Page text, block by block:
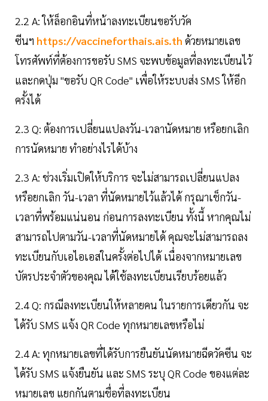
2.2 A: ให้ล็อกอินที่หน้าลงทะเบียนขอรับวัค
ซีนฯ https://vaccineforthais.ais.th ด้วยหมายเลข
โทรศัพท์ที่ต้องการขอรับ SMS จะพบข้อมูลที่ลงทะเบียนไว้
และกดปุ่ม "ขอรับ QR Code" เพื่อให้ระบบส่ง SMS ให้อีก
ครั้งได้
2.3 Q: ต้องการเปลี่ยนแปลงวัน-เวลานัดหมาย หรือยกเลิก
การนัดหมาย ทำอย่างไรได้บ้าง
2.3 A: ช่วงเริ่มเปิดให้บริการ จะไม่สามารถเปลี่ยนแปลง
หรือยกเลิก วัน-เวลา ที่นัดหมายไว้แล้วได้ กรุณาเช็กวัน-
เวลาที่พร้อมแน่นอน ก่อนการลงทะเบียน ทั้งนี้ หากคุณไม่
สามารถไปตามวัน-เวลาที่นัดหมายได้ คุณจะไม่สามารถลง
ทะเบียนกับเอไอเอสในครั้งต่อไปได้ เนื่องจากหมายเลข
บัตรประจำตัวของคุณ ได้ใช้ลงทะเบียนเรียบร้อยแล้ว
2.4 Q: กรณีลงทะเบียนให้หลายคน ในรายการเดียวกัน จะ
ได้รับ SMS แจ้ง QR Code ทุกหมายเลขหรือไม่
2.4 A: ทุกหมายเลขที่ได้รับการยืนยันนัดหมายฉีดวัคซีน จะ
ได้รับ SMS แจ้งยืนยัน และ SMS ระบุ QR Code ของแต่ละ
หมายเลข แยกกันตามชื่อที่ลงทะเบียน